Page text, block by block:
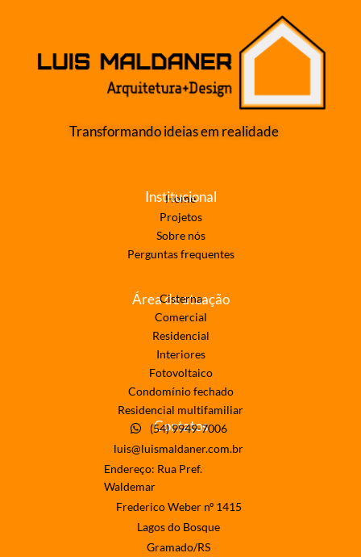
Transformando ideias em realidade
Home
Projetos
Sobre nós
Perguntas frequentes
Institucional
Área de atuação
Cisterna
Comercial
Residencial
Interiores
Fotovoltaico
Condomínio fechado
Residencial multifamiliar
Contatos
(54) 9949-7006
luis@luismaldaner.com.br
Endereço: Rua Pref.
Waldemar
Frederico Weber nº 1415
Lagos do Bosque
Gramado/RS